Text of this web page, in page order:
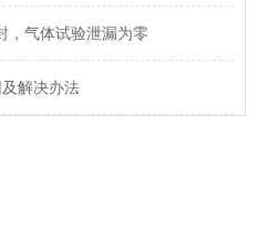
，气体试验泄漏为零
解决办法